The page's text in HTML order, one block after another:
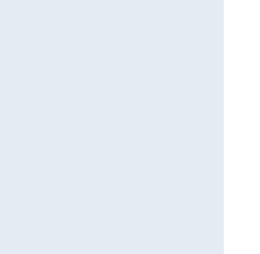
선(先)비핵화만 되뇌는 것은
다할 것"이라고 말했다. 하
다. 상품수입은 644억8000만
282.7% 증가했다. IT 품목
제품(47.5%) ▲화공품